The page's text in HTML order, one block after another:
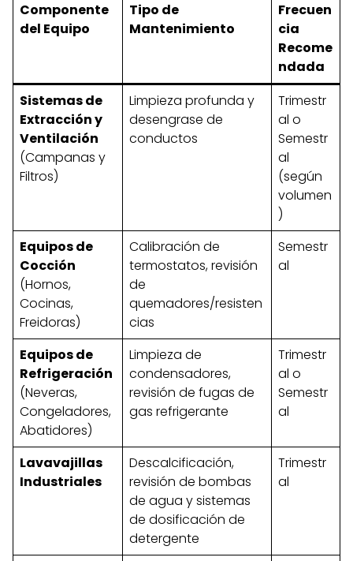
Componente
del Equipo
Tipo de
Mantenimiento
Frecuen
cia
Recome
ndada
Sistemas de
Extracción y
Ventilación
(Campanas y
Filtros)
Limpieza profunda y
desengrase de
conductos
Trimestr
al o
Semestr
al
(según
volumen
)
Equipos de
Cocción
(Hornos,
Cocinas,
Freidoras)
Calibración de
termostatos, revisión
de
quemadores/resisten
cias
Semestr
al
Equipos de
Refrigeración
(Neveras,
Congeladores,
Abatidores)
Limpieza de
condensadores,
revisión de fugas de
gas refrigerante
Trimestr
al o
Semestr
al
Lavavajillas
Industriales
Descalcificación,
revisión de bombas
de agua y sistemas
de dosificación de
detergente
Trimestr
al